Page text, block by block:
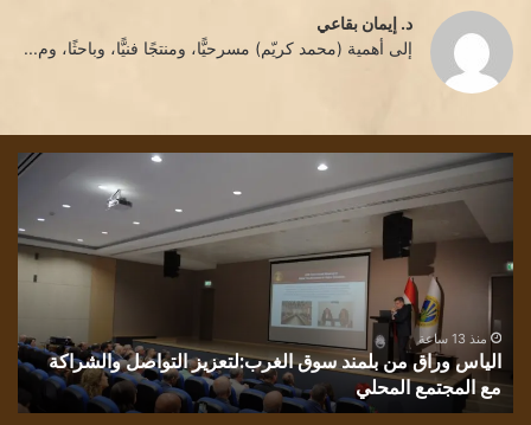
د. إيمان بقاعي
إلى أهمية (محمد كريّم) مسرحيًّا، ومنتجًا فنيًّا، وباحثًا، وم...
الياس
وراق
بلمند
سوق
الغرب:لتعزيز
التواصل
والشراكة
مع
المجتمع
المحلي
منذ 13 ساعة
الياس وراق من بلمند سوق الغرب:لتعزيز التواصل والشراكة
مع المجتمع المحلي